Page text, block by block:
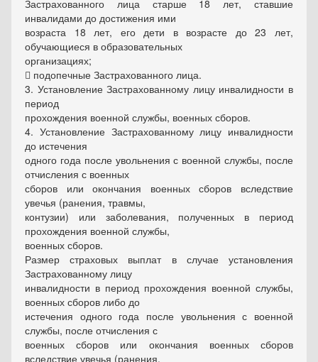
Застрахованного лица старше 18 лет, ставшие
инвалидами до достижения ими
возраста 18 лет, его дети в возрасте до 23 лет,
обучающиеся в образовательных
организациях;
 подопечные Застрахованного лица.
3. Установление Застрахованному лицу инвалидности в
период
прохождения военной службы, военных сборов.
4. Установление Застрахованному лицу инвалидности
до истечения
одного года после увольнения с военной службы, после
отчисления с военных
сборов или окончания военных сборов вследствие
увечья (ранения, травмы,
контузии) или заболевания, полученных в период
прохождения военной службы,
военных сборов.
Размер страховых выплат в случае установления
Застрахованному лицу
инвалидности в период прохождения военной службы,
военных сборов либо до
истечения одного года после увольнения с военной
службы, после отчисления с
военных сборов или окончания военных сборов
вследствие увечья (ранения,